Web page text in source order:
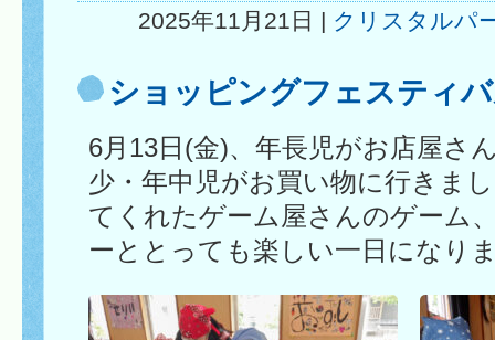
2025年11月21日 | クリスタルパ
ショッピングフェスティ
6月13日(金)、年長児がお店屋さ
少・年中児がお買い物に行きま
てくれたゲーム屋さんのゲーム
ーととっても楽しい一日になり